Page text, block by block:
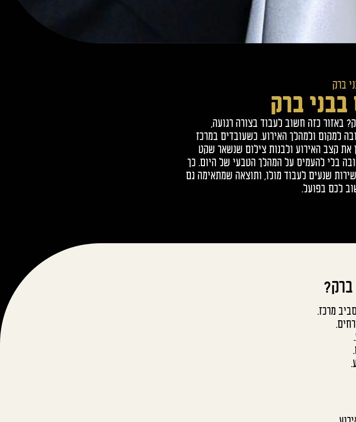
ברק
ברק
באזור כזה חשוב לעבוד בצורה רגועה,
למקום ולמהלך האירוע. כשעובדים במרכז
את קצב האירוע ולבנות צילום שנשאר שקט
בלי להעמיס על המהלך הטבעי של היום. כך
שנעים לעבוד מולו, ותוצאה שמתאימה גם
לכם בפועל.
ברק?
מרכז.